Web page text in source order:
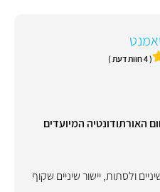
( 4 חוות דעת )
האורתודונטיה המיועדים
ולסתות,יישור שיניים שקוף